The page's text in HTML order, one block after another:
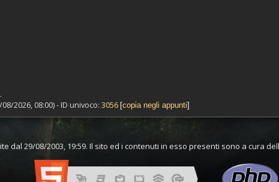
2026, 08:00) - ID univoco: 3056 [copia negli appunti]
dal 29/08/2003, 19:59. Il sito ed i contenuti in esso presenti sono a cura